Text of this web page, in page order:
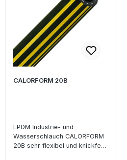
CALORFORM 20B
EPDM Industrie- und
Wasserschlauch CALORFORM
20B sehr flexibel und knickfest